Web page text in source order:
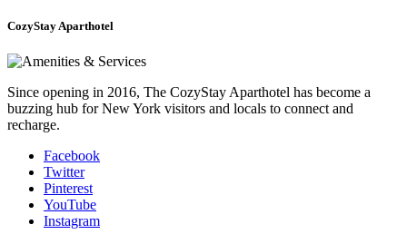
CozyStay Aparthotel
Since opening in 2016, The CozyStay Aparthotel has become a
buzzing hub for New York visitors and locals to connect and
recharge.
Facebook
Twitter
Pinterest
YouTube
Instagram